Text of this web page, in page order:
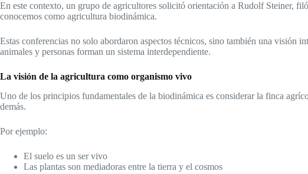
En este contexto, un grupo de agricultores solicitó orientación a Rudolf Steiner,
conocemos como agricultura biodinámica.
Estas conferencias no solo abordaron aspectos técnicos, sino también una visión
animales y personas forman un sistema interdependiente.
La visión de la agricultura como organismo vivo
Uno de los principios fundamentales de la biodinámica es considerar la finca
demás.
Por ejemplo:
El suelo es un ser vivo
Las plantas son mediadoras entre la tierra y el cosmos